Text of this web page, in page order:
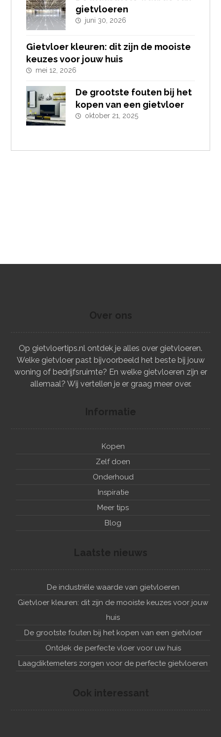
gietvloeren
juni 30, 2026
Gietvloer kleuren: dit zijn de mooiste
keuzes voor jouw huis
mei 12, 2026
De grootste fouten bij het
kopen van een gietvloer
oktober 21, 2025
Op gietvloertips.nl ontdek je alles over gietvloeren.
Welke gietvloer past bijvoorbeeld het beste bij jouw
woning of bedrijfsruimte? En welke gietvloeren zijn er
allemaal? Wij vertellen je er graag meer over.
Kopen
Zelf doen
Onderhoud
Inspiratie
Meer tips
Blog
De industriële waarde van gietvloeren
Gietvloer kleuren: dit zijn de mooiste keuzes voor jouw
huis
De grootste fouten bij het kopen van een gietvloer
Ontdek de perfecte vloer voor uw huis
Laagdiktemeters zorgen voor de perfecte gietvloeren